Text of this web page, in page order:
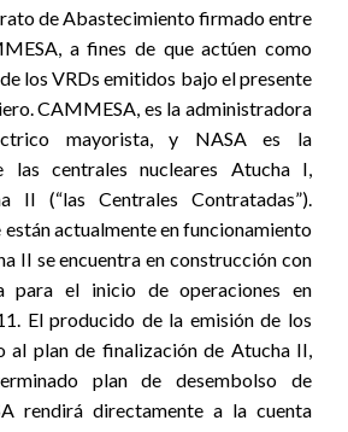
de Abastecimiento firmado entre
a fines de que actúen como
los VRDs emitidos bajo el presente
CAMMESA, es la administradora
mayorista, y NASA es la
las centrales nucleares Atucha I,
II (“las Centrales Contratadas”).
están actualmente en funcionamiento
II se encuentra en construcción con
para el inicio de operaciones en
El producido de la emisión de los
al plan de finalización de Atucha II,
plan de desembolso de
rendirá directamente a la cuenta